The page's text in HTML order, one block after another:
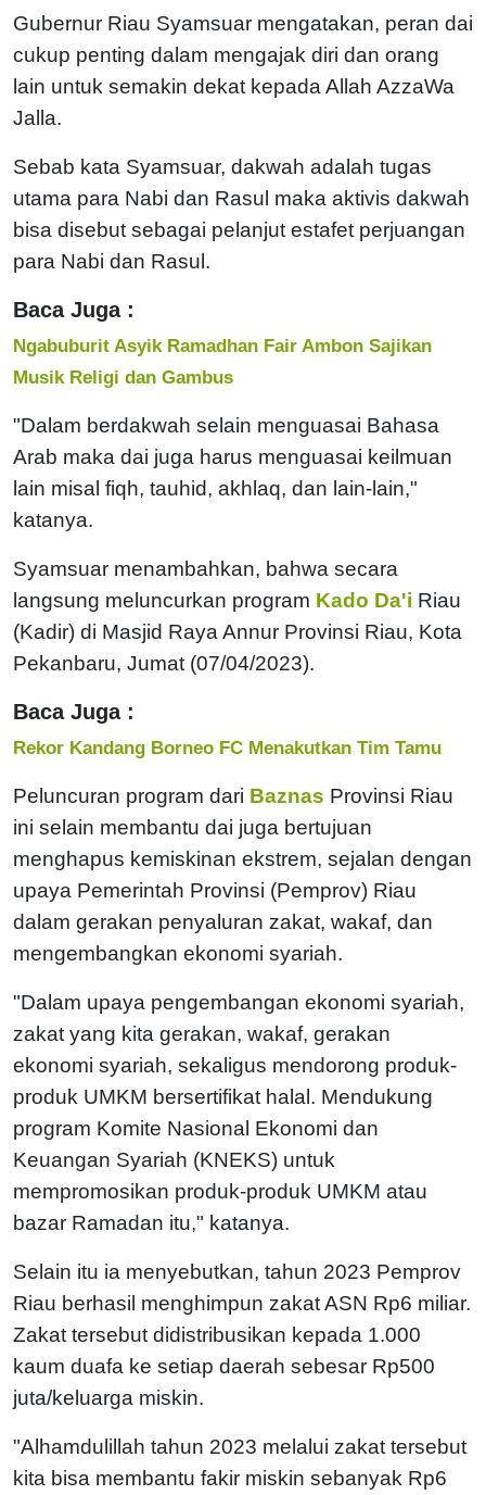
Gubernur Riau Syamsuar mengatakan, peran dai
cukup penting dalam mengajak diri dan orang
lain untuk semakin dekat kepada Allah AzzaWa
Jalla.
Sebab kata Syamsuar, dakwah adalah tugas
utama para Nabi dan Rasul maka aktivis dakwah
bisa disebut sebagai pelanjut estafet perjuangan
para Nabi dan Rasul.
Baca Juga :
Ngabuburit Asyik Ramadhan Fair Ambon Sajikan
Musik Religi dan Gambus
"Dalam berdakwah selain menguasai Bahasa
Arab maka dai juga harus menguasai keilmuan
lain misal fiqh, tauhid, akhlaq, dan lain-lain,"
katanya.
Syamsuar menambahkan, bahwa secara
langsung meluncurkan program Kado Da'i Riau
(Kadir) di Masjid Raya Annur Provinsi Riau, Kota
Pekanbaru, Jumat (07/04/2023).
Baca Juga :
Rekor Kandang Borneo FC Menakutkan Tim Tamu
Peluncuran program dari Baznas Provinsi Riau
ini selain membantu dai juga bertujuan
menghapus kemiskinan ekstrem, sejalan dengan
upaya Pemerintah Provinsi (Pemprov) Riau
dalam gerakan penyaluran zakat, wakaf, dan
mengembangkan ekonomi syariah.
"Dalam upaya pengembangan ekonomi syariah,
zakat yang kita gerakan, wakaf, gerakan
ekonomi syariah, sekaligus mendorong produk-
produk UMKM bersertifikat halal. Mendukung
program Komite Nasional Ekonomi dan
Keuangan Syariah (KNEKS) untuk
mempromosikan produk-produk UMKM atau
bazar Ramadan itu," katanya.
Selain itu ia menyebutkan, tahun 2023 Pemprov
Riau berhasil menghimpun zakat ASN Rp6 miliar.
Zakat tersebut didistribusikan kepada 1.000
kaum duafa ke setiap daerah sebesar Rp500
juta/keluarga miskin.
"Alhamdulillah tahun 2023 melalui zakat tersebut
kita bisa membantu fakir miskin sebanyak Rp6